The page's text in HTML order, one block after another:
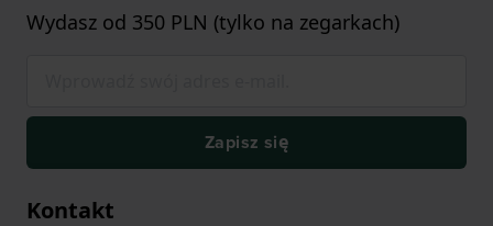
Wydasz od 350 PLN (tylko na zegarkach)
Zapisz się
Kontakt